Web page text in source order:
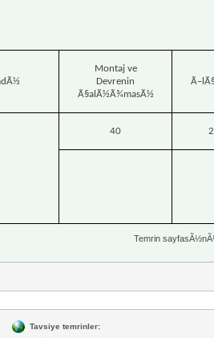
Montaj ve
Devrenin
Ã§alÃ½Ã¾masÃ½
40
Temrin
Tavsiye temrinler: